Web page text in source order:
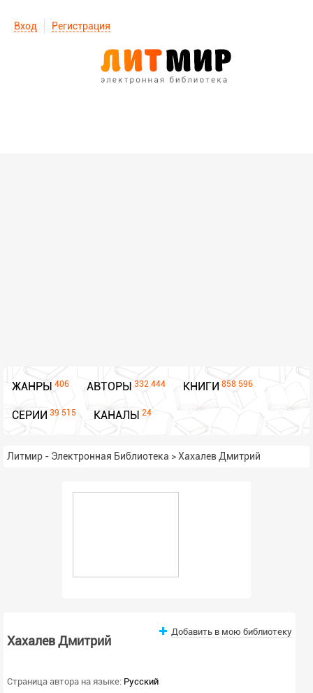
Вход Регистрация
ЖАНРЫ 406 АВТОРЫ 332 444 КНИГИ 858 596
СЕРИИ 39 515 КАНАЛЫ 24
Литмир - Электронная Библиотека >Хахалев Дмитрий
Хахалев Дмитрий
Добавить в мою библиотеку
Страница автора на языке: Русский